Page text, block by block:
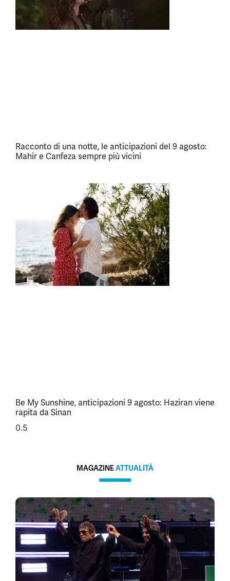
Racconto di una notte, le anticipazioni del 9 agosto:
Mahir e Canfeza sempre più vicini
Be My Sunshine, anticipazioni 9 agosto: Haziran viene
rapita da Sinan
MAGAZINEATTUALITÀ